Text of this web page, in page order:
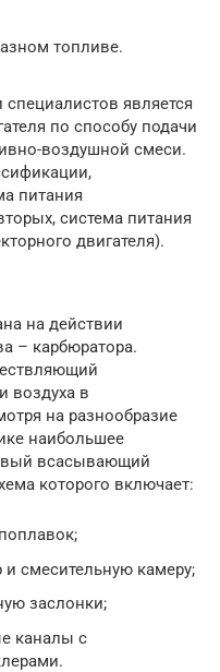
топливе.
является
по способу подачи
воздушной смеси.
питания
система питания
двигателя).
на действии
– карбюратора.
воздуха в
на разнообразие
наибольшее
всасывающий
которого включает:
смесительную камеру;
заслонки;
каналы с